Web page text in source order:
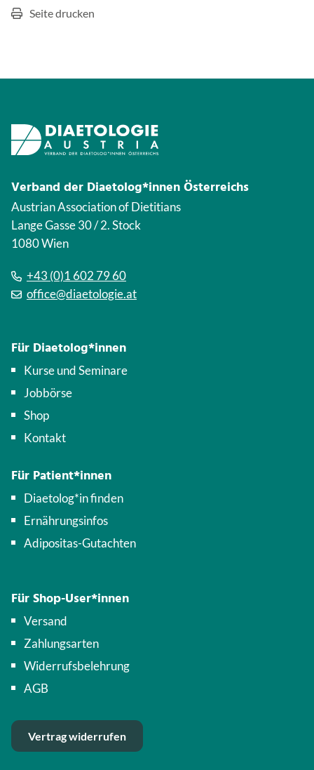
Seite drucken
Verband der Diaetolog*innen Österreichs
Austrian Association of Dietitians
Lange Gasse 30 / 2. Stock
1080 Wien
+43 (0)1 602 79 60
office@diaetologie.at
Für Diaetolog*innen
Kurse und Seminare
Jobbörse
Shop
Kontakt
Für Patient*innen
Diaetolog*in finden
Ernährungsinfos
Adipositas-Gutachten
Für Shop-User*innen
Versand
Zahlungsarten
Widerrufsbelehrung
AGB
Vertrag widerrufen